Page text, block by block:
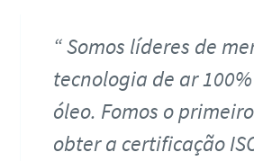
Somos líderes de
tecnologia de ar
óleo. Fomos o
obter a certificação